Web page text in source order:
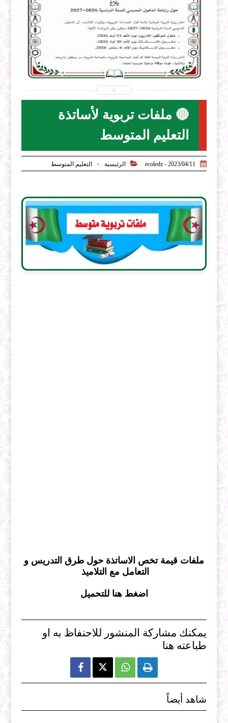
2026-07-31
ecoledz.net
🔴 ملفات تربوية لأساتذة
التعليم المتوسط

2023/04/11 - ecoledz
 الرئيسية > التعليم المتوسط
ملفات قيمة تخص الاساتذة حول طرق التدريس و
التعامل مع التلاميذ
اضغط هنا للتحميل
يمكنك مشاركة المنشور للاحنفاظ به او
طباعته هنا
  
شاهد أيضاً